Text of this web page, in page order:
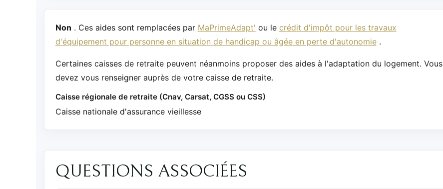
Non . Ces aides sont remplacées par MaPrimeAdapt' ou le crédit d'impôt pour les travaux
d'équipement pour personne en situation de handicap ou âgée en perte d'autonomie.
Certaines caisses de retraite peuvent néanmoins proposer des aides à l'adaptation du logement. Vous
devez vous renseigner auprès de votre caisse de retraite.
Caisse régionale de retraite (Cnav, Carsat, CGSS ou CSS)
Caisse nationale d'assurance vieillesse
QUESTIONS ASSOCIÉES